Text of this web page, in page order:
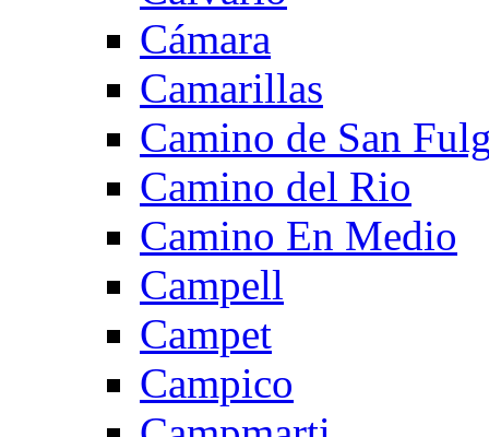
Cámara
Camarillas
Camino de San
Camino del Rio
Camino En Medio
Campell
Campet
Campico